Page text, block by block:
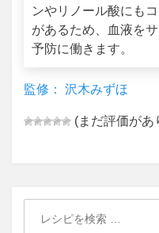
ンやリノール酸にも
があるため、血液を
予防に働きます。
監修： 沢木みずほ
(まだ評価があ